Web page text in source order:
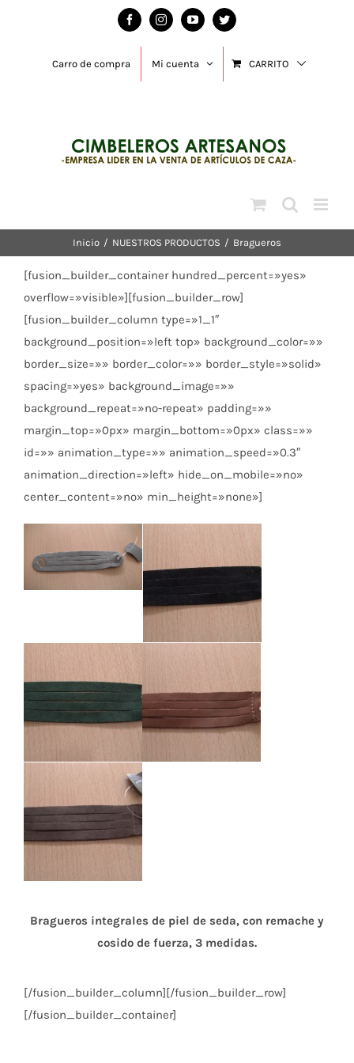
FacebookInstagramYouTubeTwitter
Carro de compra Mi cuenta CARRITO
Inicio / NUESTROS PRODUCTOS / Bragueros
[fusion_builder_container hundred_percent=»yes»
overflow=»visible»][fusion_builder_row]
[fusion_builder_column type=»1_1″
background_position=»left top» background_color=»»
border_size=»» border_color=»» border_style=»solid»
spacing=»yes» background_image=»»
background_repeat=»no-repeat» padding=»»
margin_top=»0px» margin_bottom=»0px» class=»»
id=»» animation_type=»» animation_speed=»0.3″
animation_direction=»left» hide_on_mobile=»no»
center_content=»no» min_height=»none»]
Bragueros integrales de piel de seda, con remache y
cosido de fuerza, 3 medidas.
[/fusion_builder_column][/fusion_builder_row]
[/fusion_builder_container]